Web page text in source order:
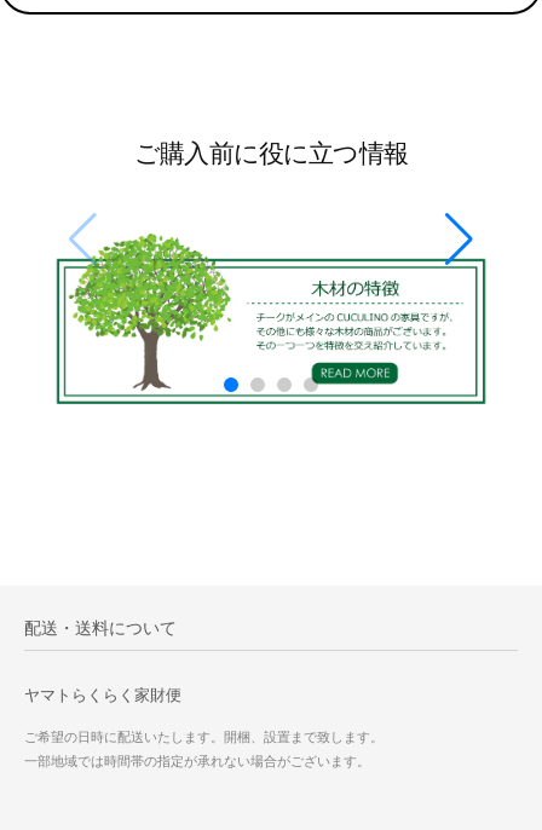
ご購入前に役に立つ情報
配送・送料について
ヤマトらくらく家財便
ご希望の日時に配送いたします。開梱、設置まで致します。
一部地域では時間帯の指定が承れない場合がございます。